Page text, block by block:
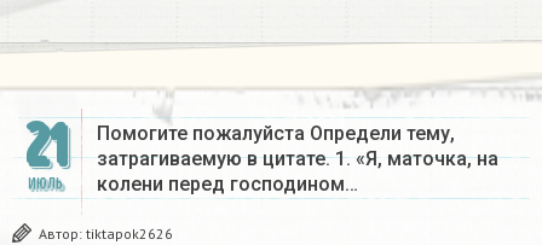
21
ИЮЛЬ
Помогите пожалуйста Определи тему,
затрагиваемую в цитате. 1. «Я, маточка, на
колени перед господином…
Автор: tiktapok2626